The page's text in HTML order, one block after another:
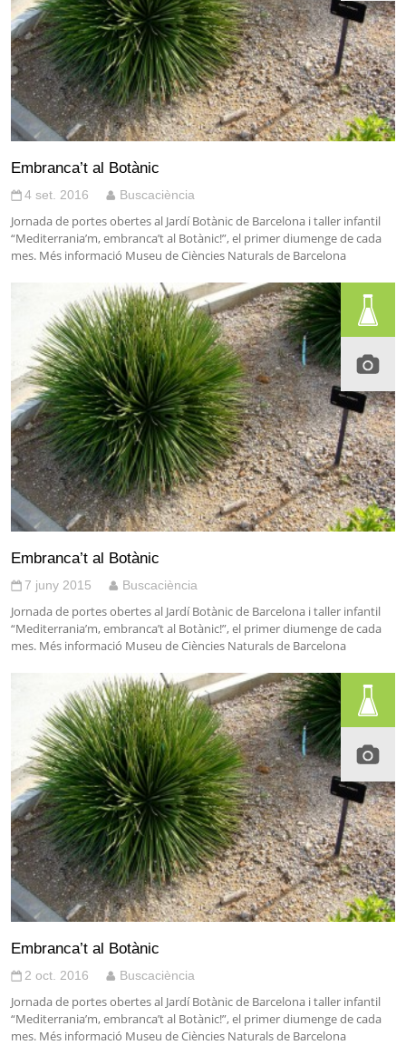
Embranca’t al Botànic
4 set. 2016 Buscaciència
Jornada de portes obertes al Jardí Botànic de Barcelona i taller infantil
“Mediterrania’m, embranca’t al Botànic!”, el primer diumenge de cada
mes. Més informació Museu de Ciències Naturals de Barcelona
Embranca’t al Botànic
7 juny 2015 Buscaciència
Jornada de portes obertes al Jardí Botànic de Barcelona i taller infantil
“Mediterrania’m, embranca’t al Botànic!”, el primer diumenge de cada
mes. Més informació Museu de Ciències Naturals de Barcelona
Embranca’t al Botànic
2 oct. 2016 Buscaciència
Jornada de portes obertes al Jardí Botànic de Barcelona i taller infantil
“Mediterrania’m, embranca’t al Botànic!”, el primer diumenge de cada
mes. Més informació Museu de Ciències Naturals de Barcelona